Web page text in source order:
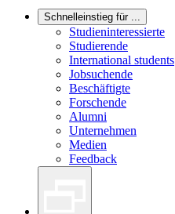
Schnelleinstieg für ...
Studieninteressierte
Studierende
International students
Jobsuchende
Beschäftigte
Forschende
Alumni
Unternehmen
Medien
Feedback